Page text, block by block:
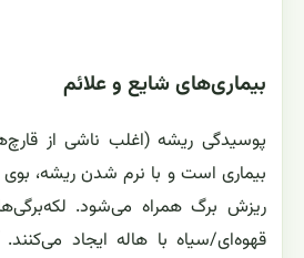
بیماری‌های شایع و علائم
پوسیدگی ریشه (اغلب ناشی از
بیماری است و با نرم شدن ریشه،
ریزش برگ همراه می‌شود.
قهوه‌ای/سیاه با هاله ایجاد